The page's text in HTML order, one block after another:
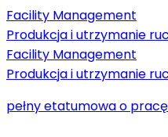
Facility Management
Produkcja i utrzymanie
Facility Management
Produkcja i utrzymanie
pełny etatumowa o pracę